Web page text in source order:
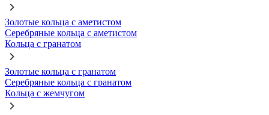
Золотые кольца с аметистом
Серебряные кольца с аметистом
Кольца с гранатом
Золотые кольца с гранатом
Серебряные кольца с гранатом
Кольца с жемчугом